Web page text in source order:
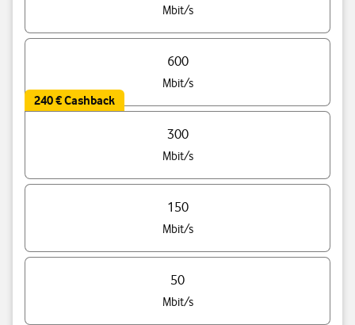
Mbit/s
600
Mbit/s
240 € Cashback
300
Mbit/s
150
Mbit/s
50
Mbit/s